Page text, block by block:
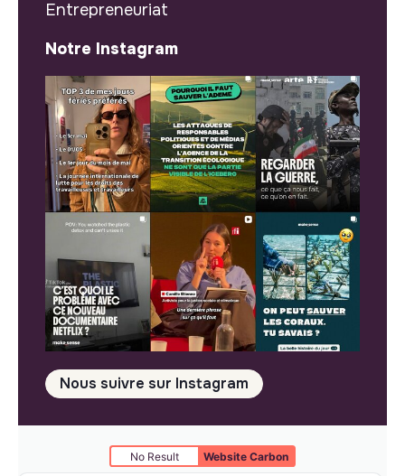
Entrepreneuriat
Notre Instagram
Nous suivre sur Instagram
No Result Website Carbon